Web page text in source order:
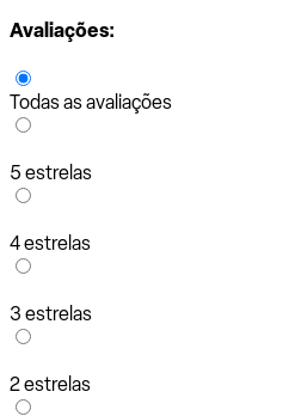
Avaliações:
Todas as avaliações
5 estrelas
4 estrelas
3 estrelas
2 estrelas